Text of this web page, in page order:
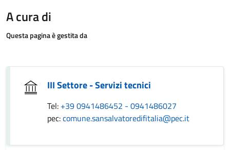
A cura di
Questa pagina è gestita da
III Settore - Servizi tecnici
Tel: +39 0941486452 - 0941486027
pec:comune.sansalvatoredifitalia@pec.it